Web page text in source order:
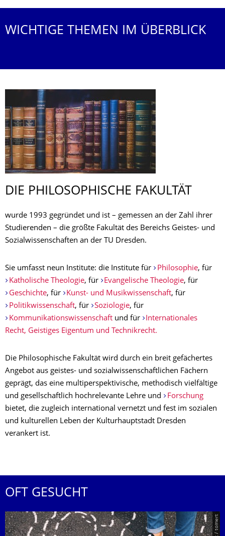
WICHTIGE THEMEN IM ÜBERBLICK
DIE PHILOSOPHISCHE FAKULTÄT­
wurde 1993 gegründet und ist – gemessen an der Zahl ihrer
Studierenden – die größte Fakultät des Bereichs Geistes- und
Sozialwissenschaften an der TU Dresden.
Sie umfasst neun Institute: die Institute für Philosophie, für
Katholische Theologie, für Evangelische Theologie, für
Geschichte, für Kunst- und Musikwissenschaft, für
Politikwissenschaft, für Soziologie, für
Kommunikationswissenschaftund für
Internationales
Recht, Geistiges Eigentum und Technikrecht.
Die Philosophische Fakultät wird durch ein breit gefächertes
Angebot aus geistes- und sozialwissenschaftlichen Fächern
geprägt, das eine multiperspektivische, methodisch vielfältige
und gesellschaftlich hochrelevante Lehre und
Forschung
bietet, die zugleich international vernetzt und fest im sozialen
und kulturellen Leben der Kulturhauptstadt Dresden
verankert ist.
OFT GESUCHT